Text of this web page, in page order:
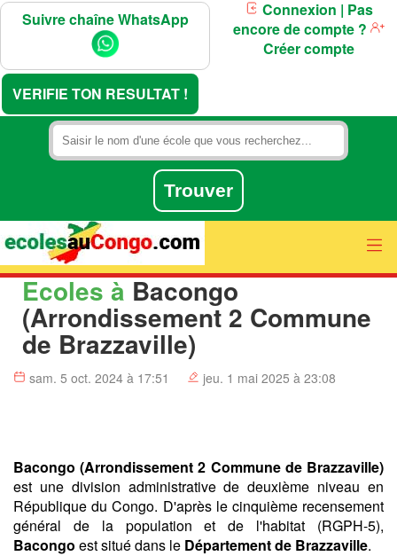
Suivre chaîne WhatsApp
VERIFIE TON RESULTAT !
Connexion | Pas
encore de compte ?
Créer compte
Ecoles à Bacongo
(Arrondissement 2 Commune
de Brazzaville)
sam. 5 oct. 2024 à 17:51 jeu. 1 mai 2025 à 23:08
Bacongo (Arrondissement 2 Commune de Brazzaville)
est une division administrative de deuxième niveau en
République du Congo. D'après le cinquième recensement
général de la population et de l'habitat (RGPH-5),
Bacongo est situé dans le Département de Brazzaville.